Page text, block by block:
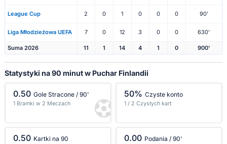
League Cup 2 0 1 0 0 0 90'
Liga Młodzieżowa UEFA 7 0 12 3 0 0 630'
Suma 2026 11 1 14 4 1 0 900'
Statystyki na 90 minut w Puchar Finlandii
0.50 Gole Stracone / 90'
1 Bramki w 2 Meczach
50% Czyste konto
1 / 2 Czystych kart
0.50 Kartki na 90 0.00 Podania / 90'